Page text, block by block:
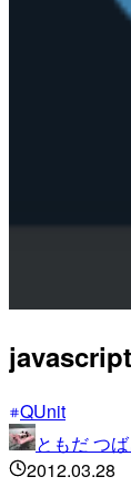
QUnit
ともだ つば
2012.03.28